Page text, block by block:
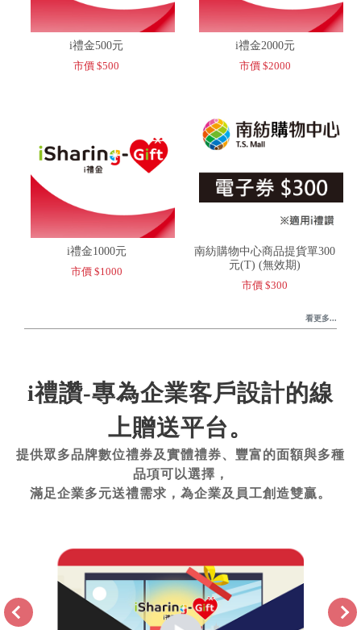
i禮金500元
市價 $500
i禮金2000元
市價 $2000
i禮金1000元
市價 $1000
南紡購物中心商品提貨單300
元(T) (無效期)
市價 $300
看更多...
i禮讚-專為企業客戶設計的線
上贈送平台。
提供眾多品牌數位禮券及實體禮券、豐富的面額與多種
品項可以選擇，
滿足企業多元送禮需求，為企業及員工創造雙贏。